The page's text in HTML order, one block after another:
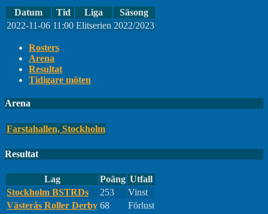
Datum Tid Liga
Säsong
2022-11-06 11:00 Elitserien 2022/2023
Rosters
Arena
Resultat
Tidigare möten
Arena
Farstahallen, Stockholm
Resultat
Lag Poäng Utfall
Stockholm BSTRDs
253
Vinst
Västerås Roller Derby 68 Förlust